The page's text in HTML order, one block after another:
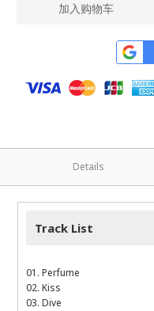
加入购物车
Details
Track List
01. Perfume
02. Kiss
03. Dive